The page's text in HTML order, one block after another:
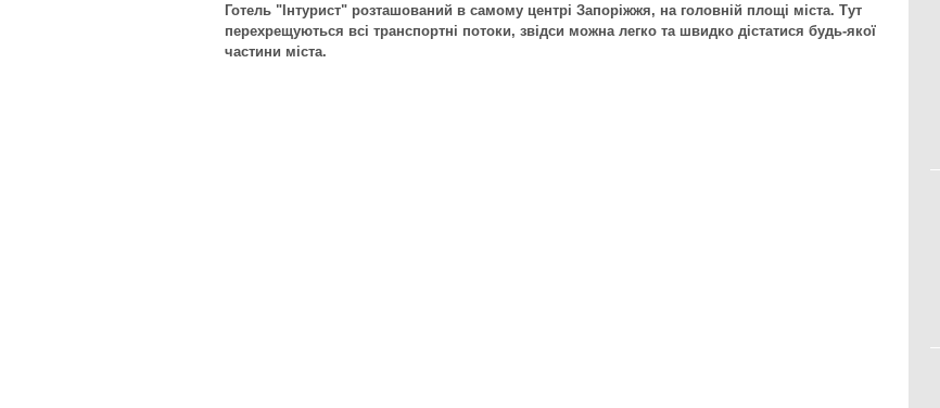
Готель "Інтурист" розташований в самому центрі Запоріжжя, на головній площі міста. Тут
перехрещуються всі транспортні потоки, звідси можна легко та швидко дістатися будь-якої
частини міста.